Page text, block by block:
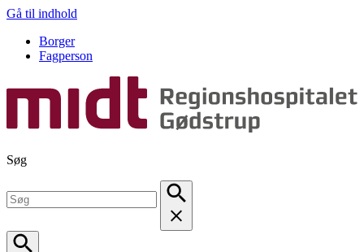
Gå til indhold
Borger
Fagperson
Søg